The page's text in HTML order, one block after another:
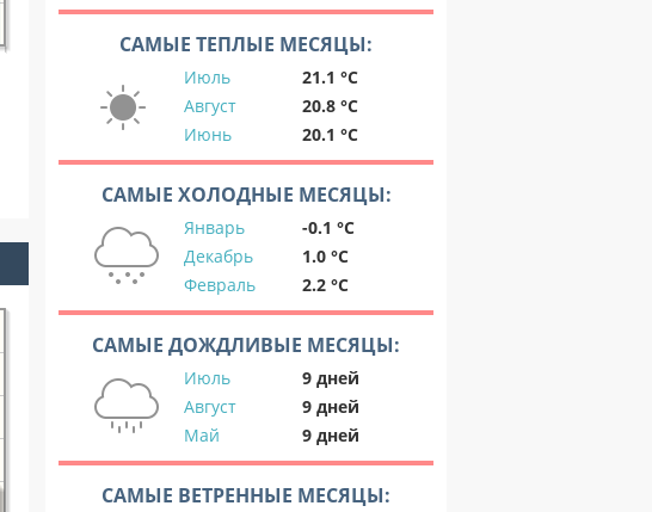
САМЫЕ ТЕПЛЫЕ МЕСЯЦЫ:
Июль
21.1 °C
Август
20.8 °C
Июнь
20.1 °C
САМЫЕ ХОЛОДНЫЕ МЕСЯЦЫ:
Январь
-0.1 °C
Декабрь
1.0 °C
Февраль
2.2 °C
САМЫЕ ДОЖДЛИВЫЕ МЕСЯЦЫ:
Июль
9 дней
Август
9 дней
Май
9 дней
САМЫЕ ВЕТРЕННЫЕ МЕСЯЦЫ: